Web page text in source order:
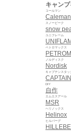
キャン
Caleman
コールマン
snow
スノーピーク
ユニフレーム
ペトロマックス
Nordisk
ノルディスク
キャプテンスタッ
自作
DIY
MSR
エムエスアール
Helinox
ヘリノックス
ヒルバーグ